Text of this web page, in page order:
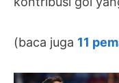
(baca juga 11